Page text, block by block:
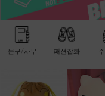
문구/사무 패션잡화